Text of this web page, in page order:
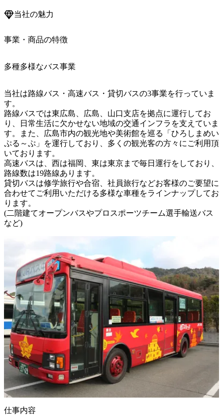
当社の魅力
事業・商品の特徴
多種多様なバス事業
当社は路線バス・高速バス・貸切バスの3事業を行っていま
す。
路線バスでは東広島、広島、山口支店を拠点に運行してお
り、日常生活に欠かせない地域の交通インフラを支えていま
す。また、広島市内の観光地や美術館を巡る「ひろしまめい
ぷる～ぷ」を運行しており、多くの観光客の方々にご利用頂
いております。
高速バスは、西は福岡、東は東京まで毎日運行をしており、
路線数は19路線あります。
貸切バスは修学旅行や合宿、社員旅行などお客様のご要望に
合わせてご利用いただける多様な車種をラインナップしてお
ります。
(二階建てオープンバスやプロスポーツチーム選手輸送バス
など)
仕事内容